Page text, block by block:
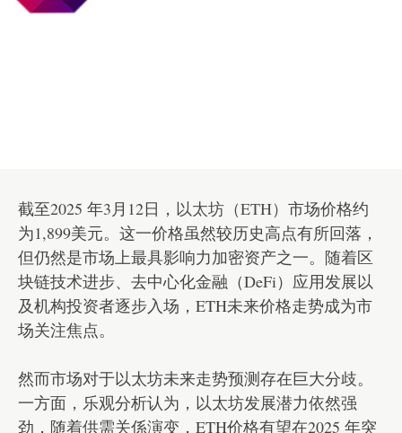
截至2025 年3月12日， 以太坊（ETH） 市场价格约
为1,899美元。这一价格虽然较历史高点有所回落，
但仍然是市场上最具影响力加密资产之一。随着区
块链技术进步、去中心化金融（DeFi）应用发展以
及机构投资者逐步入场，ETH未来价格走势成为市
场关注焦点。
然而市场对于以太坊未来走势预测存在巨大分歧。
一方面，乐观分析认为，以太坊发展潜力依然强
劲，随着供需关係演变，ETH价格有望在2025 年突